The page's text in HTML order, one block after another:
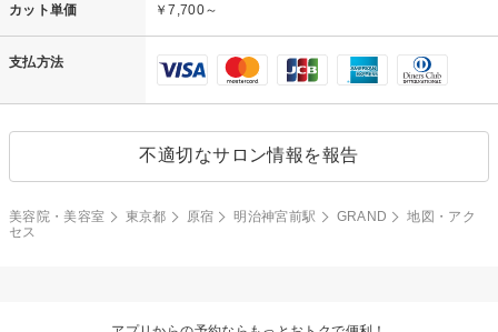
カット単価 ￥7,700～
支払方法
不適切なサロン情報を報告
美容院・美容室 東京都 原宿 明治神宮前駅 GRAND
地図・アク
セス